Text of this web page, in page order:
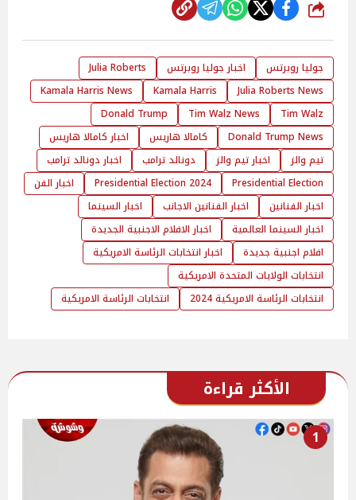
شارك
جوليا روبرتس اخبار جوليا روبرتس
Julia Roberts
Julia Roberts News
Kamala Harris
Kamala Harris News
Tim Walz
Tim Walz News
Donald Trump
Donald Trump News
كامالا هاريس
اخبار كامالا هاريس
تيم والز
اخبار تيم والز دونالد ترامب
اخبار دونالد ترامب
Presidential Election
Presidential Election 2024
اخبار الفن
اخبار الفنانين
اخبار الفنانين الاجانب
اخبار السينما
اخبار السينما العالمية
اخبار الافلام الاجنبية الجديدة
افلام اجنبية جديدة
اخبار انتخابات الرئاسة الامريكية
انتخابات الولايات المتحدة الامريكية
انتخابات الرئاسة الامريكية 2024
انتخابات الرئاسة الامريكية
الأكثر قراءة
1